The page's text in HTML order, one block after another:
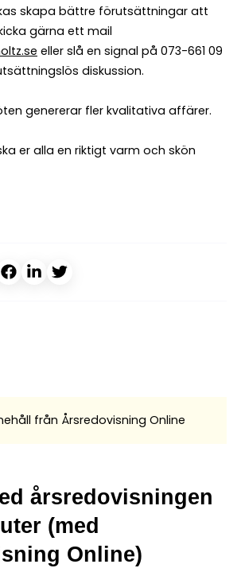
skapa bättre förutsättningar att
gärna ett mail
eller slå en signal på 073-661 09
diskussion.
genererar fler kvalitativa affärer.
er alla en riktigt varm och skön
från Årsredovisning Online
årsredovisningen
(med
Online)